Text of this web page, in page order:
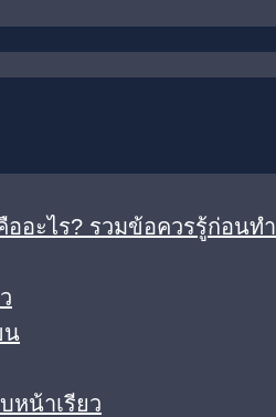
ออะไร? รวมข้อควรรู้ก่อนทำ
น
หน้าเรียว